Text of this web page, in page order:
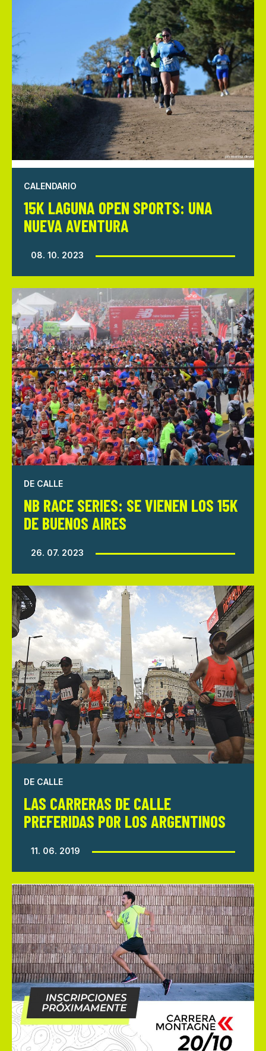
CALENDARIO
15K LAGUNA OPEN SPORTS: UNA
NUEVA AVENTURA
08. 10. 2023
DE CALLE
NB RACE SERIES: SE VIENEN LOS 15K
DE BUENOS AIRES
26. 07. 2023
DE CALLE
LAS CARRERAS DE CALLE
PREFERIDAS POR LOS ARGENTINOS
11. 06. 2019